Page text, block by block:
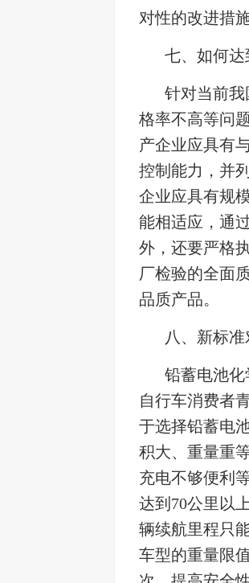
对性的改进措
七、如何
针对当前
格率不高等问
产企业应具有
控制能力，并
企业应具有规
能相适应，通
外，还要严格
厂检验的全面
品质产品。
八、新标
铅蓄电池
自行车消费者
于选择铅蓄电
积大、重量重
充电不够便利
达到70公里以
辆续航里程只
车型的重量限